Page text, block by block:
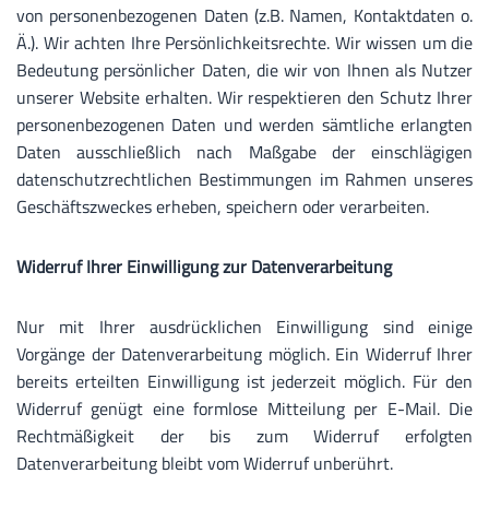
von personenbezogenen Daten (z.B. Namen, Kontaktdaten o.
Ä.). Wir achten Ihre Persönlichkeitsrechte. Wir wissen um die
Bedeutung persönlicher Daten, die wir von Ihnen als Nutzer
unserer Website erhalten. Wir respektieren den Schutz Ihrer
personenbezogenen Daten und werden sämtliche erlangten
Daten ausschließlich nach Maßgabe der einschlägigen
datenschutzrechtlichen Bestimmungen im Rahmen unseres
Geschäftszweckes erheben, speichern oder verarbeiten.
Widerruf Ihrer Einwilligung zur Datenverarbeitung
Nur mit Ihrer ausdrücklichen Einwilligung sind einige
Vorgänge der Datenverarbeitung möglich. Ein Widerruf Ihrer
bereits erteilten Einwilligung ist jederzeit möglich. Für den
Widerruf genügt eine formlose Mitteilung per E-Mail. Die
Rechtmäßigkeit der bis zum Widerruf erfolgten
Datenverarbeitung bleibt vom Widerruf unberührt.